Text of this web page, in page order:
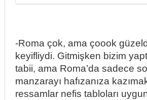
-Roma çok, ama çoook
keyifliydi. Gitmişken bizim
tabii, ama Roma’da sadece
manzarayı hafızanıza
ressamlar nefis tabloları